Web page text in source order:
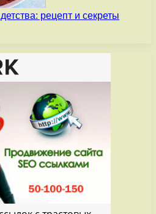
рецепт и секреты